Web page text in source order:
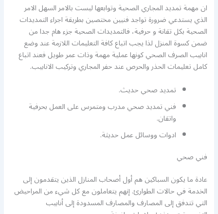
ان مهمة تمديد المجاري الصحية وتوابعها ليست بالامر السهل الامر
الذي يستدعي ضرورة تواجد فنيين مختصين بطريقة اجراء التمديدات
الصحية بكل تقانة و حرفية، فالتمديدات الصحية جزء هام جدا من
ضمن كسوة المنزل لذا يجب اتباع كافة التعليمات اللازمة عند وضع
انابيب الصرف الصحي كونها عملية مهمة وذات عمر طويل فعند اتباع
كامل تعليمات الحذر والحرص عند حفر المجاري وتركيب الانابيب.
تمديد صحي حديث.
فني تمديد صحي مدرب ومتمرس على العمل بحرفية
واتقان.
ادوات ووسائل عمل حديثة.
فني صحي
عادة ما يكون السباكين هم أول أصحاب المنازل الذين يتقدمون إلى
الخدمة في حالات الطوارئ. إنهم يتعاملون مع كل شيء من المراحيض
التي تتدفق إلى المصارف والمصارف المسدودة إلى أنابيب